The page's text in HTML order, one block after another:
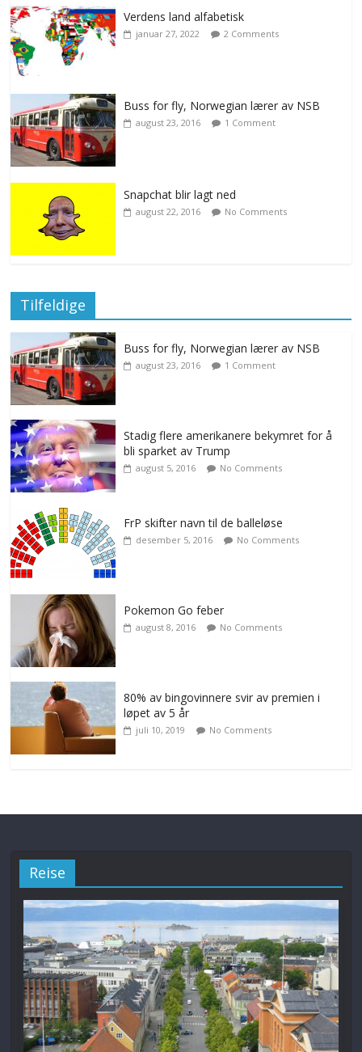
Verdens land alfabetisk
januar 27, 2022 2 Comments
Buss for fly, Norwegian lærer av NSB
august 23, 2016 1 Comment
Snapchat blir lagt ned
august 22, 2016 No Comments
Tilfeldige
Buss for fly, Norwegian lærer av NSB
august 23, 2016 1 Comment
Stadig flere amerikanere bekymret for å
bli sparket av Trump
august 5, 2016 No Comments
FrP skifter navn til de balleløse
desember 5, 2016 No Comments
Pokemon Go feber
august 8, 2016 No Comments
80% av bingovinnere svir av premien i
løpet av 5 år
juli 10, 2019 No Comments
Reise